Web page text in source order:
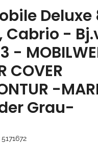
Deluxe
Cabrio -
-
COVER
-
Grau-
5171672